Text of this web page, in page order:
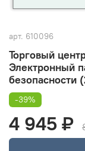
арт. 610096
Торговый
Электронный
безопасности
-39%
4 945 ₽